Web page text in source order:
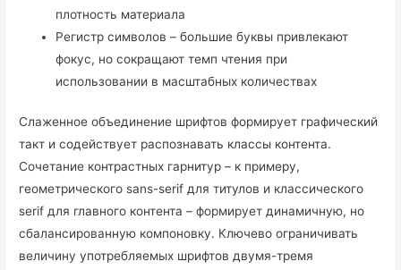
плотность материала
Регистр символов – большие буквы привлекают
фокус, но сокращают темп чтения при
использовании в масштабных количествах
Слаженное объединение шрифтов формирует графический
такт и содействует распознавать классы контента.
Сочетание контрастных гарнитур – к примеру,
геометрического sans-serif для титулов и классического
serif для главного контента – формирует динамичную, но
сбалансированную компоновку. Ключево ограничивать
величину употребляемых шрифтов двумя-тремя